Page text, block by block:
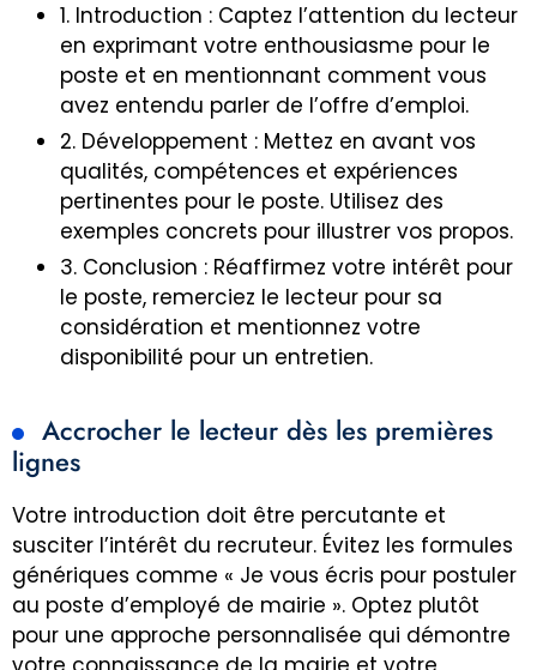
1. Introduction : Captez l’attention du lecteur
en exprimant votre enthousiasme pour le
poste et en mentionnant comment vous
avez entendu parler de l’offre d’emploi.
2. Développement : Mettez en avant vos
qualités, compétences et expériences
pertinentes pour le poste. Utilisez des
exemples concrets pour illustrer vos propos.
3. Conclusion : Réaffirmez votre intérêt pour
le poste, remerciez le lecteur pour sa
considération et mentionnez votre
disponibilité pour un entretien.
Accrocher le lecteur dès les premières
lignes
Votre introduction doit être percutante et
susciter l’intérêt du recruteur. Évitez les formules
génériques comme « Je vous écris pour postuler
au poste d’employé de mairie ». Optez plutôt
pour une approche personnalisée qui démontre